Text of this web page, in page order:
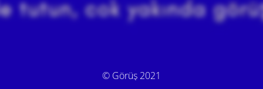
© Görüş 2021